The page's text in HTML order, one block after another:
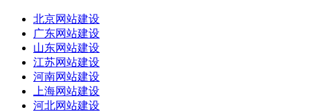
北京网站建设
广东网站建设
山东网站建设
江苏网站建设
河南网站建设
上海网站建设
河北网站建设